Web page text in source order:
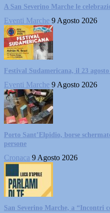
A San Severino Marche le
Eventi Marche 9 Agosto 2026
Festival Sudamericana, il 23
Eventi Marche 9 Agosto 2026
Porto Sant’Elpidio, borse
persone
Cronaca 9 Agosto 2026
San Severino Marche, a “Incontri